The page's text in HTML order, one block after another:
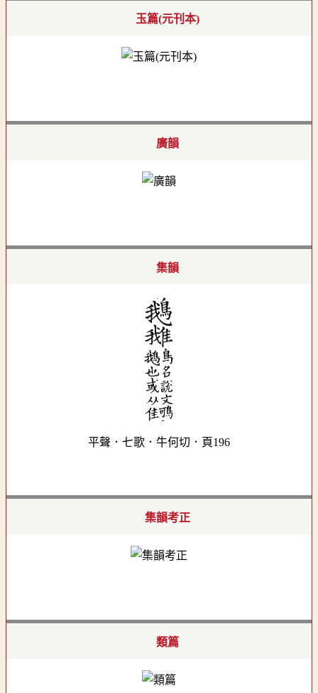
玉篇(元刊本)
廣韻
集韻
平聲．七歌．牛何切．頁196
集韻考正
類篇